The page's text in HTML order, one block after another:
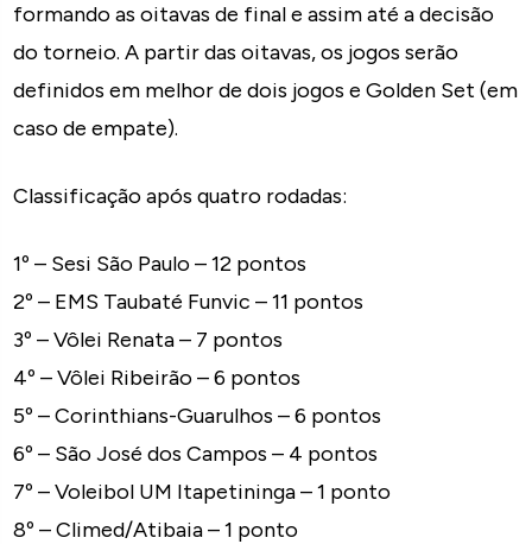
formando as oitavas de final e assim até a decisão
do torneio. A partir das oitavas, os jogos serão
definidos em melhor de dois jogos e Golden Set (em
caso de empate).
Classificação após quatro rodadas:
1º – Sesi São Paulo – 12 pontos
2º – EMS Taubaté Funvic – 11 pontos
3º – Vôlei Renata – 7 pontos
4º – Vôlei Ribeirão – 6 pontos
5º – Corinthians-Guarulhos – 6 pontos
6º – São José dos Campos – 4 pontos
7º – Voleibol UM Itapetininga – 1 ponto
8º – Climed/Atibaia – 1 ponto